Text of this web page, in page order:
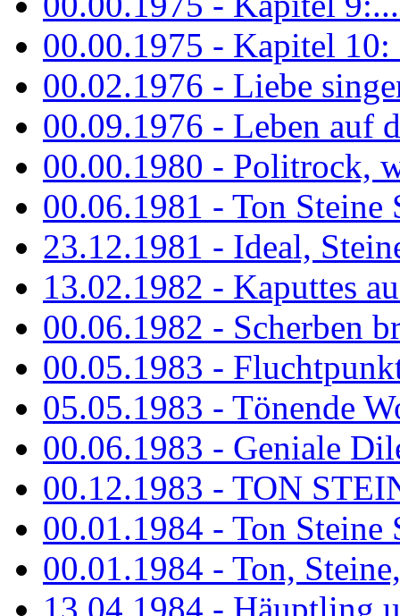
00.00.1975 - Kapitel
00.02.1976 - Liebe
00.09.1976 - Leben auf
00.00.1980 - Politrock,
00.06.1981 - Ton Steine
23.12.1981 - Ideal,
13.02.1982 - Kaputtes
00.06.1982 - Scherben
00.05.1983 -
05.05.1983 - Tönende
00.06.1983 - Geniale
00.12.1983 - TON
00.01.1984 - Ton Steine
00.01.1984 - Ton,
13.04.1984 - Häuptling